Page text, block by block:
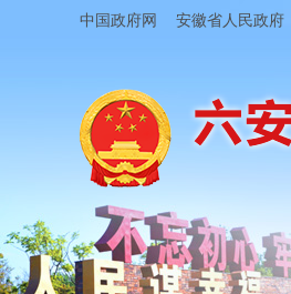
中国政府网 安徽省人民政府